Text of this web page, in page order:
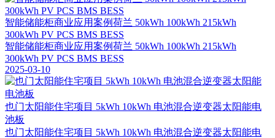
智能储能柜商业应用案例荷兰 50kWh 100kWh 215kWh
300kWh PV PCS BMS BESS
智能储能柜商业应用案例荷兰 50kWh 100kWh 215kWh
300kWh PV PCS BMS BESS
2025-03-10
也门太阳能住宅项目 5kWh 10kWh 电池混合逆变器太阳能电
池板
也门太阳能住宅项目 5kWh 10kWh 电池混合逆变器太阳能电